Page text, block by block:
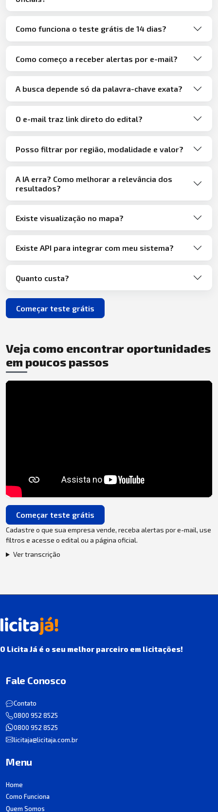
Como funciona o teste grátis de 14 dias?
Como começo a receber alertas por e-mail?
A busca depende só da palavra-chave exata?
O e-mail traz link direto do edital?
Posso filtrar por região, modalidade e valor?
A IA erra? Como melhorar a relevância dos
resultados?
Existe visualização no mapa?
Existe API para integrar com meu sistema?
Quanto custa?
Começar teste grátis
Veja como encontrar oportunidades
em poucos passos
Começar teste grátis
Cadastre o que sua empresa vende, receba alertas por e-mail, use
filtros e acesse o edital ou a página oficial.
Ver transcrição
O Licita Já é o seu melhor parceiro em licitações!
Fale Conosco
Contato
0800 952 8525
0800 952 8525
licitaja@licitaja.com.br
Menu
Home
Como Funciona
Quem Somos